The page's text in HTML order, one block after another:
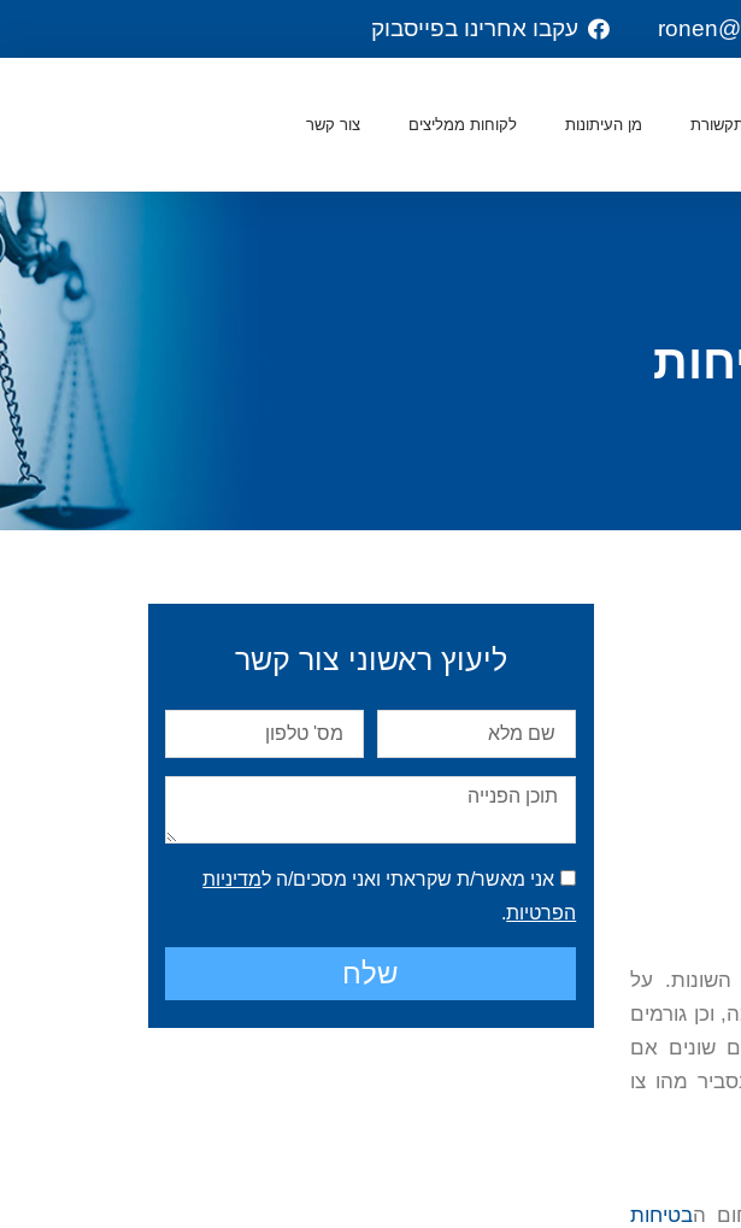
עקבו אחרינו בפייסבוק
מן העיתונות לקוחות ממליצים צור קשר
השונות. על
וכן גורמים
שונים אם
מהו צו
הבטיחות
ליעוץ ראשוני צור קשר
אני מאשר/ת שקראתי ואני מסכים/ה למדיניות
הפרטיות.
שלח